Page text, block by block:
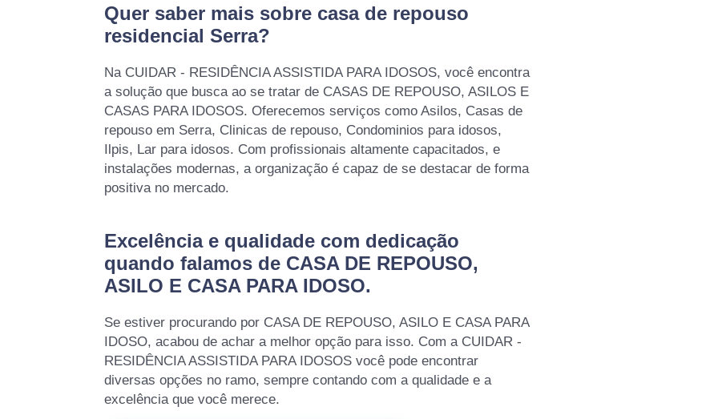
Quer saber mais sobre casa de repouso
residencial Serra?
Na CUIDAR - RESIDÊNCIA ASSISTIDA PARA IDOSOS, você encontra
a solução que busca ao se tratar de CASAS DE REPOUSO, ASILOS E
CASAS PARA IDOSOS. Oferecemos serviços como Asilos, Casas de
repouso em Serra, Clinicas de repouso, Condominios para idosos,
Ilpis, Lar para idosos. Com profissionais altamente capacitados, e
instalações modernas, a organização é capaz de se destacar de forma
positiva no mercado.
Excelência e qualidade com dedicação
quando falamos de CASA DE REPOUSO,
ASILO E CASA PARA IDOSO.
Se estiver procurando por CASA DE REPOUSO, ASILO E CASA PARA
IDOSO, acabou de achar a melhor opção para isso. Com a CUIDAR -
RESIDÊNCIA ASSISTIDA PARA IDOSOS você pode encontrar
diversas opções no ramo, sempre contando com a qualidade e a
excelência que você merece.